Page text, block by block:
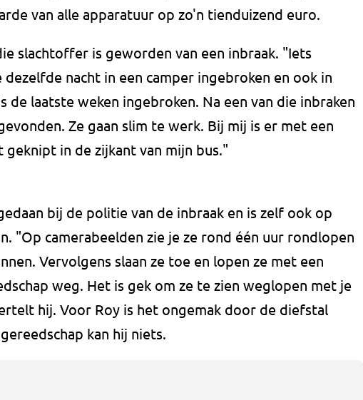
van alle apparatuur op zo'n tienduizend euro.
slachtoffer is geworden van een inbraak. "Iets
nacht in een camper ingebroken en ook in
de laatste weken ingebroken. Na een van die inbraken
Ze gaan slim te werk. Bij mij is er met een
geknipt in de zijkant van mijn bus."
bij de politie van de inbraak en is zelf ook op
"Op camerabeelden zie je ze rond één uur rondlopen
Vervolgens slaan ze toe en lopen ze met een
weg. Het is gek om ze te zien weglopen met je
hij. Voor Roy is het ongemak door de diefstal
kan hij niets.